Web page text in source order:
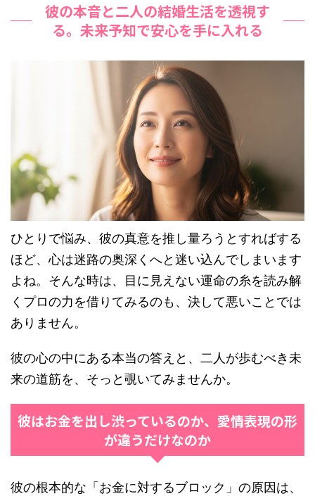
彼の本音と二人の結婚生活を透視す
る。未来予知で安心を手に入れる
ひとりで悩み、彼の真意を推し量ろうとすればする
ほど、心は迷路の奥深くへと迷い込んでしまいます
よね。そんな時は、目に見えない運命の糸を読み解
くプロの力を借りてみるのも、決して悪いことでは
ありません。
彼の心の中にある本当の答えと、二人が歩むべき未
来の道筋を、そっと覗いてみませんか。
彼はお金を出し渋っているのか、愛情表現の形
が違うだけなのか
彼の根本的な「お金に対するブロック」の原因は、